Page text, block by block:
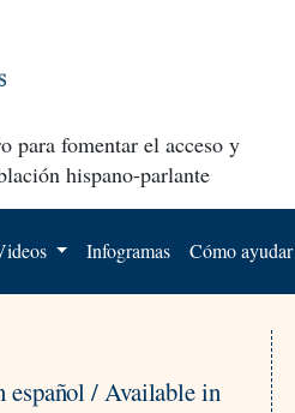
para fomentar el acceso y
hispano-parlante
Infogramas Cómo ayudar
español / Available in